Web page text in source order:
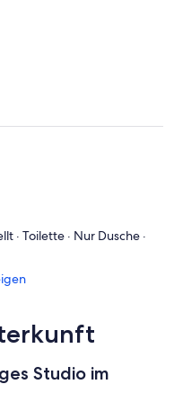
· Toilette · Nur Dusche ·
Studio im